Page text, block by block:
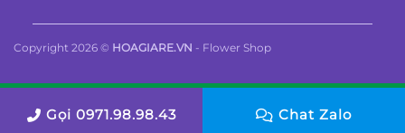
Copyright 2026 © HOAGIARE.VN - Flower Shop
Gọi 0971.98.98.43 Chat Zalo